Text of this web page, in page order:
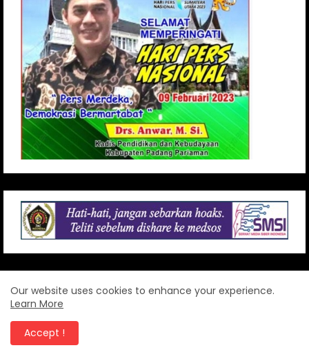
Our website uses cookies to enhance your experience.
Learn More
Accept !